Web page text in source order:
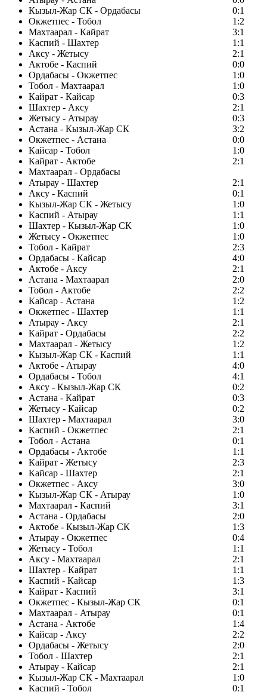
Кызыл-Жар СК - Ордабасы
0:1
Окжетпес - Тобол
1:2
Махтаарал - Кайрат
3:1
Каспий - Шахтер
1:1
Аксу - Жетысу
2:1
Актобе - Каспий
0:0
Ордабасы - Окжетпес
1:0
Тобол - Махтаарал
1:0
Кайрат - Кайсар
0:3
Шахтер - Аксу
2:1
Жетысу - Атырау
0:3
Астана - Кызыл-Жар СК
3:2
Окжетпес - Астана
0:0
Кайсар - Тобол
1:0
Кайрат - Актобе
2:1
Махтаарал - Ордабасы
Атырау - Шахтер
2:1
Аксу - Каспий
0:1
Кызыл-Жар СК - Жетысу
1:0
Каспий - Атырау
1:1
Шахтер - Кызыл-Жар СК
1:0
Жетысу - Окжетпес
1:0
Тобол - Кайрат
2:3
Ордабасы - Кайсар
4:0
Актобе - Аксу
2:1
Астана - Махтаарал
2:0
Тобол - Актобе
2:2
Кайсар - Астана
1:2
Окжетпес - Шахтер
1:1
Атырау - Аксу
2:1
Кайрат - Ордабасы
2:2
Махтаарал - Жетысу
1:2
Кызыл-Жар СК - Каспий
1:1
Актобе - Атырау
4:0
Ордабасы - Тобол
4:1
Аксу - Кызыл-Жар СК
0:2
Астана - Кайрат
0:3
Жетысу - Кайсар
0:2
Шахтер - Махтаарал
3:0
Каспий - Окжетпес
2:1
Тобол - Астана
0:1
Ордабасы - Актобе
1:1
Кайрат - Жетысу
2:3
Кайсар - Шахтер
2:1
Окжетпес - Аксу
3:0
Кызыл-Жар СК - Атырау
1:0
Махтаарал - Каспий
3:1
Астана - Ордабасы
2:0
Актобе - Кызыл-Жар СК
1:3
Атырау - Окжетпес
0:4
Жетысу - Тобол
1:1
Аксу - Махтаарал
2:1
Шахтер - Кайрат
1:1
Каспий - Кайсар
1:3
Кайрат - Каспий
3:1
Окжетпес - Кызыл-Жар СК
0:1
Махтаарал - Атырау
0:1
Астана - Актобе
1:4
Кайсар - Аксу
2:2
Ордабасы - Жетысу
2:0
Тобол - Шахтер
2:1
Атырау - Кайсар
2:1
Кызыл-Жар СК - Махтаарал
1:0
Каспий - Тобол
0:1